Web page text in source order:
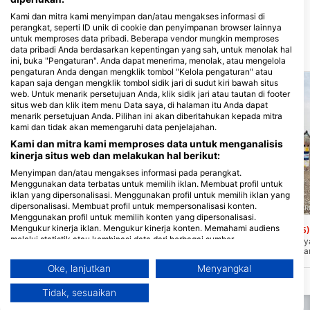
Situs Penyelaman
Thunder Country Diving, P7C 3R6 Thunder Bay
Silver Islet(★4.6)
Mencari beberapa artefak yang apik?
Lokasi penyelaman yang unik ini memiliki
banyak sekali sejarah di mana penyelam
dapat menemukan artefak tua yang
berasal dari awal tahun 1800-an.
Perairan Danau Superior yang jernih
Thunder Country Diving, P7C
Silver Harbour (★4.5)
Terletak di Thunder Bay
Danau Superior, Silver
tempat menyelam dan
populer. Ini adalah area
menyediakan akses
Kami dan mitra kami menyimpan dan/atau mengakses informasi di
perangkat, seperti ID unik di cookie dan penyimpanan browser lainnya
untuk memproses data pribadi. Beberapa vendor mungkin memproses
data pribadi Anda berdasarkan kepentingan yang sah, untuk menolak hal
ini, buka "Pengaturan". Anda dapat menerima, menolak, atau mengelola
pengaturan Anda dengan mengklik tombol "Kelola pengaturan" atau
kapan saja dengan mengklik tombol sidik jari di sudut kiri bawah situs
web. Untuk menarik persetujuan Anda, klik sidik jari atau tautan di footer
situs web dan klik item menu Data saya, di halaman itu Anda dapat
menarik persetujuan Anda. Pilihan ini akan diberitahukan kepada mitra
kami dan tidak akan memengaruhi data penjelajahan.
Kami dan mitra kami memproses data untuk menganalisis
kinerja situs web dan melakukan hal berikut:
Menyimpan dan/atau mengakses informasi pada perangkat.
Menggunakan data terbatas untuk memilih iklan. Membuat profil untuk
iklan yang dipersonalisasi. Menggunakan profil untuk memilih iklan yang
dipersonalisasi. Membuat profil untuk mempersonalisasi konten.
Menggunakan profil untuk memilih konten yang dipersonalisasi.
Mengukur kinerja iklan. Mengukur kinerja konten. Memahami audiens
melalui statistik atau kombinasi data dari berbagai sumber.
terbatas untuk memilih konten.
Informasi tambahan mengenai penggunaan data oleh Google dapat
ditemukan di sini: https://business.safety.google/privacy/
Data dapat dibagikan ke luar Uni Eropa dan dikirim ke AS.
Oke, lanjutkan Menyangkal
Tidak, sesuaikan